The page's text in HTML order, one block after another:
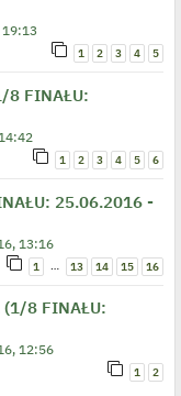
1 2 3 4 5
8 FINAŁU:
1 2 3 4 5 6
25.06.2016 -
13:16
1 … 13 14 15 16
(1/8 FINAŁU:
12:56
1 2